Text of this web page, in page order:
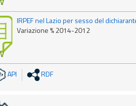
IRPEF nel Lazio per sesso del
Variazione % 2014-2012
API RDF